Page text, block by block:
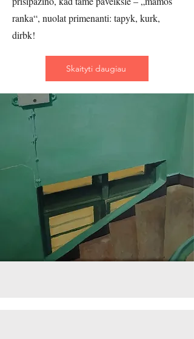
ranka“, nuolat primenanti: tapyk, kurk,
dirbk!
Skaityti daugiau